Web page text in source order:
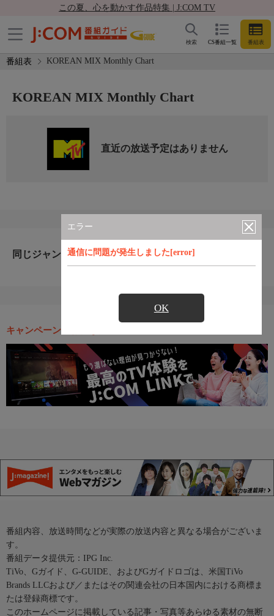
この夏、心を動かす作品特集 | J:COM TV
CS番組一覧 番組表
検索
番組表 KOREAN MIX Monthly Chart
エラー
通信に問題が発生しました[error]
OK
KOREAN MIX Monthly Chart
直近の放送予定はありません
同じジャンルのおすすめ番組
キャンペーン・お得な情報
番組内容、放送時間などが実際の放送内容と異なる場合がございま
す。
番組データ提供元：IPG Inc.
TiVo、Gガイド、G-GUIDE、およびGガイドロゴは、米国TiVo
Brands LLCおよび／またはその関連会社の日本国内における商標ま
たは登録商標です。
このホームページに掲載している記事・写真等あらゆる素材の無断